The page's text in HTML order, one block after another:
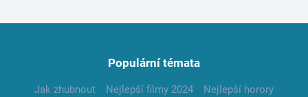
Populární témata
Jak zhubnout Nejlepší filmy 2024
Nejlepší horory